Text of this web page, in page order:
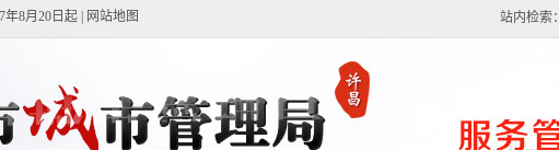
年8月20日起 网站地图 站内检索：